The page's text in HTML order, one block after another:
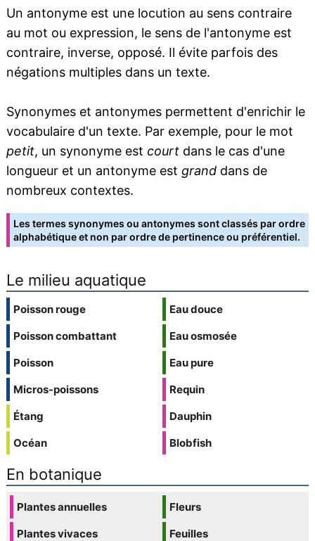
Un antonyme est une locution au sens contraire
au mot ou expression, le sens de l'antonyme est
contraire, inverse, opposé. Il évite parfois des
négations multiples dans un texte.
Synonymes et antonymes permettent d'enrichir le
vocabulaire d'un texte. Par exemple, pour le mot
petit, un synonyme est courtdans le cas d'une
longueur et un antonyme est granddans de
nombreux contextes.
Les termes synonymes ou antonymes sont classés par ordre
alphabétique et non par ordre de pertinence ou préférentiel.
Le milieu aquatique
Poisson rouge
Poisson combattant
Poisson
Micros-poissons
Étang
Océan
Eau douce
Eau osmosée
Eau pure
Requin
Dauphin
Blobfish
En botanique
Plantes annuelles
Plantes vivaces
Fleurs
Feuilles